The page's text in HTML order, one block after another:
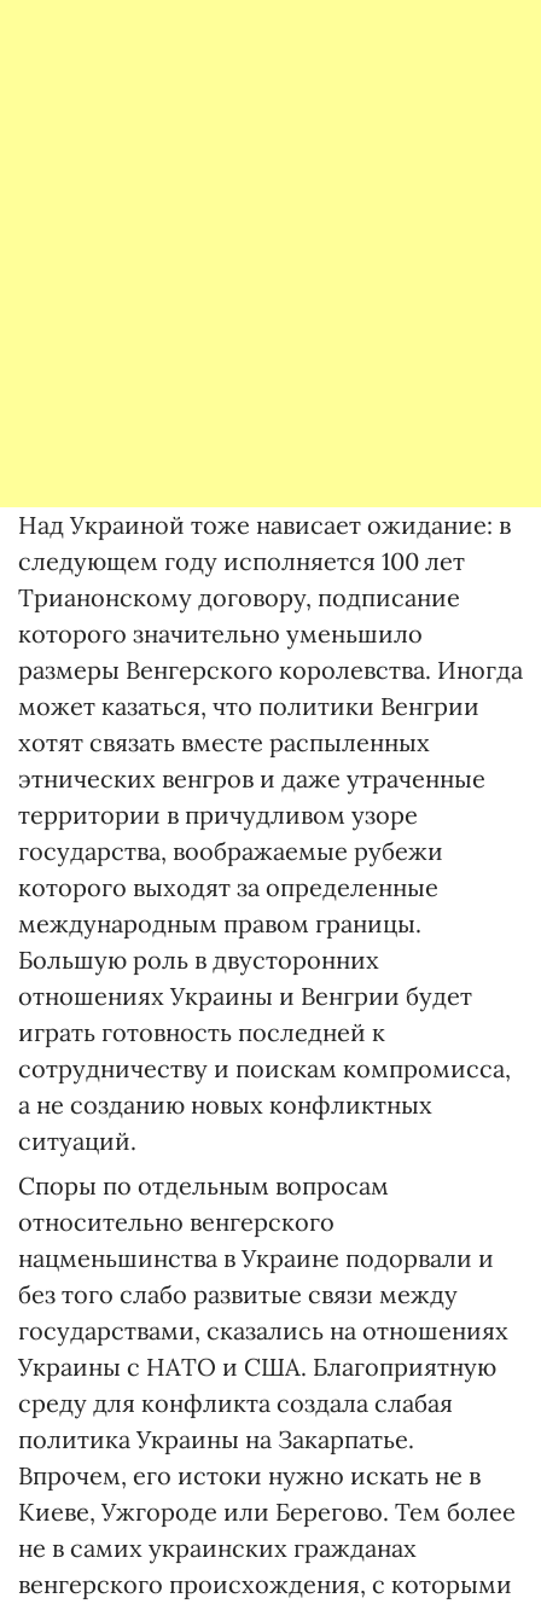
Над Украиной тоже нависает ожидание: в
следующем году исполняется 100 лет
Трианонскому договору, подписание
которого значительно уменьшило
размеры Венгерского королевства. Иногда
может казаться, что политики Венгрии
хотят связать вместе распыленных
этнических венгров и даже утраченные
территории в причудливом узоре
государства, воображаемые рубежи
которого выходят за определенные
международным правом границы.
Большую роль в двусторонних
отношениях Украины и Венгрии будет
играть готовность последней к
сотрудничеству и поискам компромисса,
а не созданию новых конфликтных
ситуаций.
Споры по отдельным вопросам
относительно венгерского
нацменьшинства в Украине подорвали и
без того слабо развитые связи между
государствами, сказались на отношениях
Украины с НАТО и США. Благоприятную
среду для конфликта создала слабая
политика Украины на Закарпатье.
Впрочем, его истоки нужно искать не в
Киеве, Ужгороде или Берегово. Тем более
не в самих украинских гражданах
венгерского происхождения, с которыми